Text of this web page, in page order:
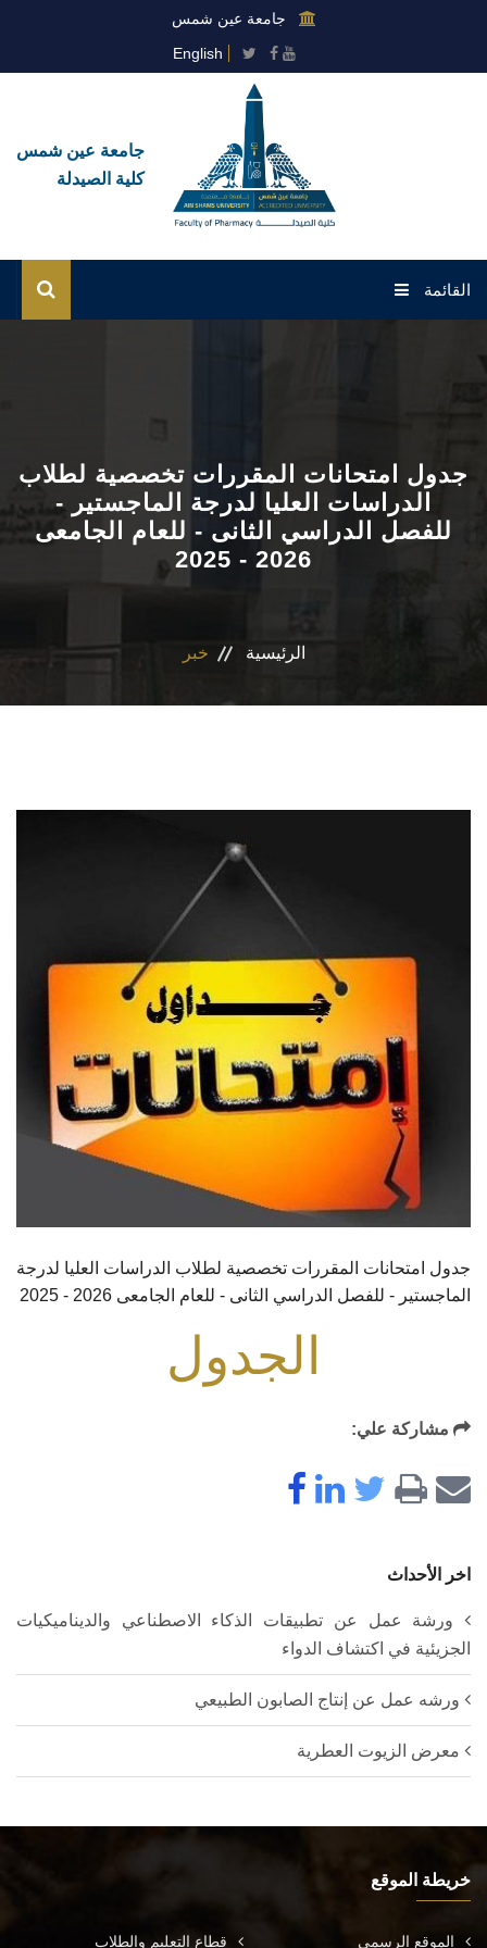
جامعة عين شمس
English
جامعة عين شمس
كلية الصيدلة
القائمة
القطاعات
الاقسام
برنامج التصميم الدوائى و الفارم دى كلينيكال
المراكز والوحدات
رابطة الخريجين
جدول امتحانات المقررات تخصصية لطلاب
الدراسات العليا لدرجة الماجستير -
للفصل الدراسي الثانى - للعام الجامعى
2026 - 2025
الرئيسية خبر
جدول امتحانات المقررات تخصصية لطلاب الدراسات العليا لدرجة
الماجستير - للفصل الدراسي الثانى - للعام الجامعى 2026 - 2025
الجدول
مشاركة علي:
اخر الأحداث
ورشة عمل عن تطبيقات الذكاء الاصطناعي والديناميكيات
الجزيئية في اكتشاف الدواء
ورشه عمل عن إنتاج الصابون الطبيعي
معرض الزيوت العطرية
خريطة الموقع
الموقع الرسمي قطاع التعليم والطلاب